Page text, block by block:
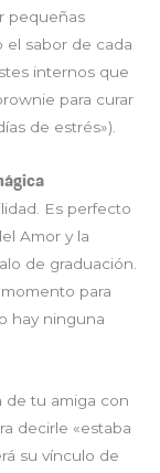
pequeñas
el sabor de cada
internos que
para curar
de estrés»).
Es perfecto
Amor y la
de graduación.
para
hay ninguna
de tu amiga con
decirle «estaba
su vínculo de